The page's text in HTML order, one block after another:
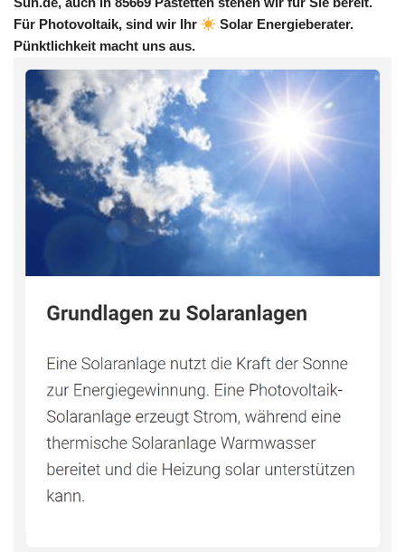
Für Photovoltaik, sind wir Ihr
Solar Energieberater.
Pünktlichkeit macht uns aus.